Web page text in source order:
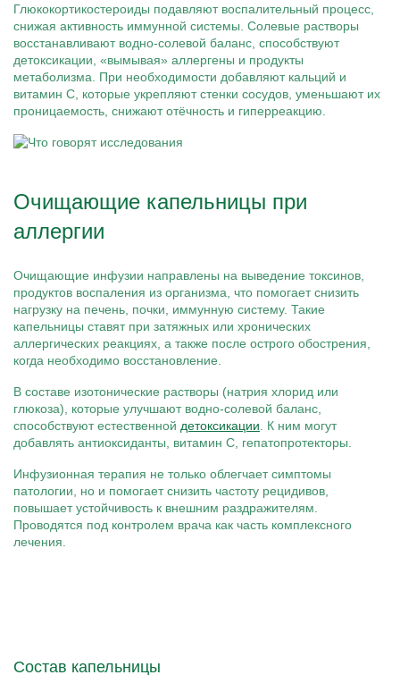
Глюкокортикостероиды подавляют воспалительный процесс,
снижая активность иммунной системы. Солевые растворы
восстанавливают водно-солевой баланс, способствуют
детоксикации, «вымывая» аллергены и продукты
метаболизма. При необходимости добавляют кальций и
витамин C, которые укрепляют стенки сосудов, уменьшают их
проницаемость, снижают отёчность и гиперреакцию.
Очищающие капельницы при
аллергии
Очищающие инфузии направлены на выведение токсинов,
продуктов воспаления из организма, что помогает снизить
нагрузку на печень, почки, иммунную систему. Такие
капельницы ставят при затяжных или хронических
аллергических реакциях, а также после острого обострения,
когда необходимо восстановление.
В составе изотонические растворы (натрия хлорид или
глюкоза), которые улучшают водно-солевой баланс,
способствуют естественной детоксикации . К ним могут
добавлять антиоксиданты, витамин C, гепатопротекторы.
Инфузионная терапия не только облегчает симптомы
патологии, но и помогает снизить частоту рецидивов,
повышает устойчивость к внешним раздражителям.
Проводятся под контролем врача как часть комплексного
лечения.
Состав капельницы